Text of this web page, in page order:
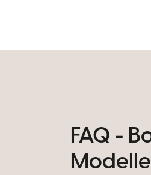
FAQ -
Modelle